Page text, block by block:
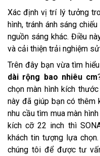
Xác định vị trí lý tưởng
hình, tránh ánh sáng
nguồn sáng khác. Điều
và cải thiện trải nghiệm
Trên đây bạn vừa tìm
dài rộng bao nhiêu cm
chọn màn hình kích
này đã giúp bạn có thêm
nhu cầu tìm mua màn
kích cỡ 22 inch thì
khách tin tượng lựa
chúng tôi để được tư